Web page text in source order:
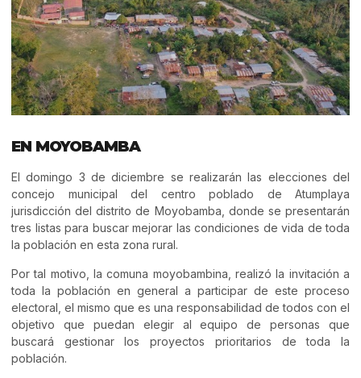
EN MOYOBAMBA
El domingo 3 de diciembre se realizarán las elecciones del
concejo municipal del centro poblado de Atumplaya
jurisdicción del distrito de Moyobamba, donde se presentarán
tres listas para buscar mejorar las condiciones de vida de toda
la población en esta zona rural.
Por tal motivo, la comuna moyobambina, realizó la invitación a
toda la población en general a participar de este proceso
electoral, el mismo que es una responsabilidad de todos con el
objetivo que puedan elegir al equipo de personas que
buscará gestionar los proyectos prioritarios de toda la
población.